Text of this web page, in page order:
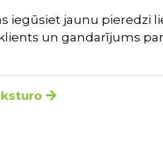
iegūsiet jaunu pieredzi
un gandarījums